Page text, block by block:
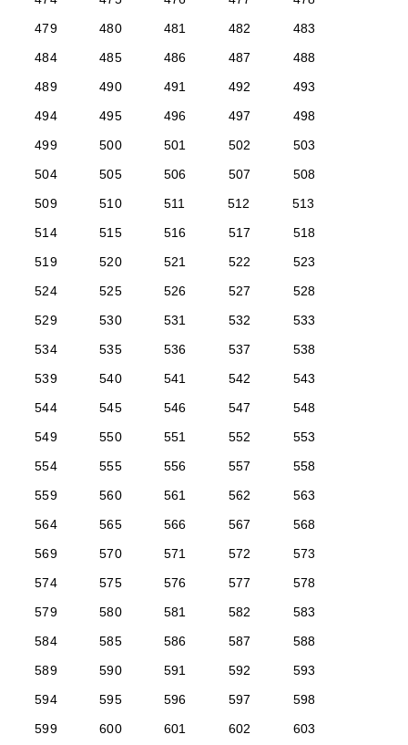
479
480 481 482
483
484
485 486 487
488
489
490 491 492
493
494
495 496 497
498
499
500 501 502
503
504
505 506 507
508
509
510 511 512
513
514
515 516 517
518
519
520 521 522
523
524
525 526 527
528
529
530 531 532
533
534
535 536 537
538
539
540 541 542
543
544
545 546 547
548
549
550 551 552
553
554
555 556 557
558
559
560 561 562
563
564
565 566 567
568
569
570 571 572
573
574
575 576 577
578
579
580 581 582
583
584
585 586 587
588
589
590 591 592
593
594
595 596 597
598
599
600 601 602
603